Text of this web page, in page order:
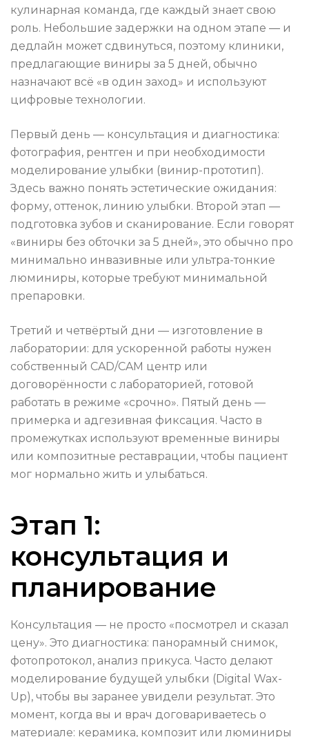
кулинарная команда, где каждый знает свою
роль. Небольшие задержки на одном этапе ― и
дедлайн может сдвинуться, поэтому клиники,
предлагающие виниры за 5 дней, обычно
назначают всё «в один заход» и используют
цифровые технологии.
Первый день — консультация и диагностика:
фотография, рентген и при необходимости
моделирование улыбки (винир-прототип).
Здесь важно понять эстетические ожидания:
форму, оттенок, линию улыбки. Второй этап —
подготовка зубов и сканирование. Если говорят
«виниры без обточки за 5 дней», это обычно про
минимально инвазивные или ультра-тонкие
люминиры, которые требуют минимальной
препаровки.
Третий и четвёртый дни — изготовление в
лаборатории: для ускоренной работы нужен
собственный CAD/CAM центр или
договорённости с лабораторией, готовой
работать в режиме «срочно». Пятый день —
примерка и адгезивная фиксация. Часто в
промежутках используют временные виниры
или композитные реставрации, чтобы пациент
мог нормально жить и улыбаться.
Этап 1:
консультация и
планирование
Консультация — не просто «посмотрел и сказал
цену». Это диагностика: панорамный снимок,
фотопротокол, анализ прикуса. Часто делают
моделирование будущей улыбки (Digital Wax-
Up), чтобы вы заранее увидели результат. Это
момент, когда вы и врач договариваетесь о
материале: керамика, композит или люминиры